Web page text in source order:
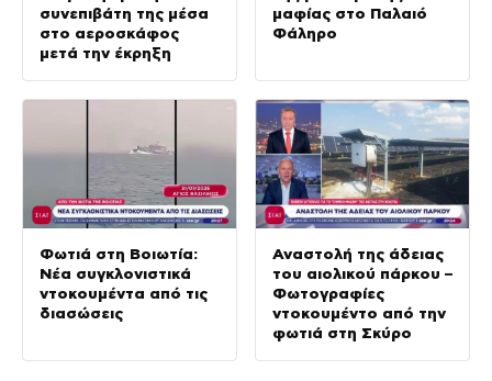
συνεπιβάτη της μέσα
στο αεροσκάφος
μετά την έκρηξη
μαφίας στο Παλαιό
Φάληρο
Φωτιά στη Βοιωτία:
Νέα συγκλονιστικά
ντοκουμέντα από τις
διασώσεις
Αναστολή της άδειας
του αιολικού πάρκου –
Φωτογραφίες
ντοκουμέντο από την
φωτιά στη Σκύρο